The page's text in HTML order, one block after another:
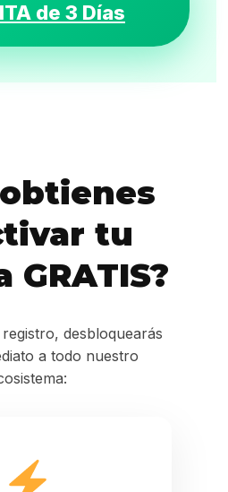
de 3 Días
tu
GRATIS?
desbloquearás
a todo nuestro